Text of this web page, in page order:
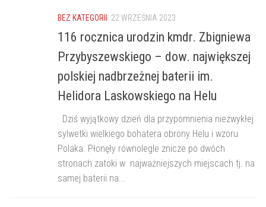
BEZ KATEGORII 22 WRZEŚNIA 2023
116 rocznica urodzin kmdr. Zbigniewa
Przybyszewskiego – dow. największej
polskiej nadbrzeżnej baterii im.
Helidora Laskowskiego na Helu
Dziś wyjątkowy dzień dla przypomnienia niezwykłej
sylwetki wielkiego bohatera obrony Helu i wzoru
Polaka. Płonęły równolegle znicze po dwóch
stronach zatoki w najważniejszych miejscach tj. na
samej baterii na...